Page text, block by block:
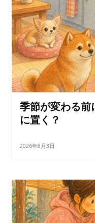
季節が変わる前
に置く？
2026年8月3日